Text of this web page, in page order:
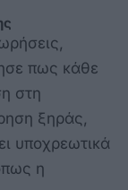
πως κάθε
στη
ξηράς,
υποχρεωτικά
η